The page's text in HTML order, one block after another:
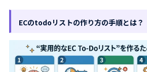
ECのtodoリストの作り方の手順とは？